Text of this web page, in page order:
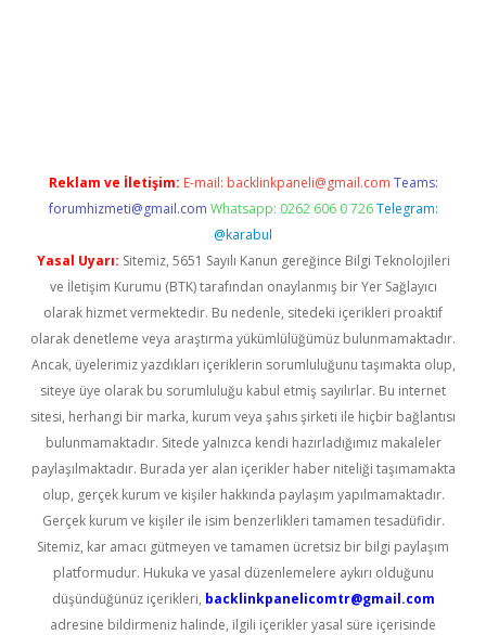
Reklam ve İletişim: E-mail: backlinkpaneli@gmail.com Teams:
forumhizmeti@gmail.com Whatsapp: 0262 606 0 726 Telegram:
@karabul
Yasal Uyarı: Sitemiz, 5651 Sayılı Kanun gereğince Bilgi Teknolojileri
ve İletişim Kurumu (BTK) tarafından onaylanmış bir Yer Sağlayıcı
olarak hizmet vermektedir. Bu nedenle, sitedeki içerikleri proaktif
olarak denetleme veya araştırma yükümlülüğümüz bulunmamaktadır.
Ancak, üyelerimiz yazdıkları içeriklerin sorumluluğunu taşımakta olup,
siteye üye olarak bu sorumluluğu kabul etmiş sayılırlar. Bu internet
sitesi, herhangi bir marka, kurum veya şahıs şirketi ile hiçbir bağlantısı
bulunmamaktadır. Sitede yalnızca kendi hazırladığımız makaleler
paylaşılmaktadır. Burada yer alan içerikler haber niteliği taşımamakta
olup, gerçek kurum ve kişiler hakkında paylaşım yapılmamaktadır.
Gerçek kurum ve kişiler ile isim benzerlikleri tamamen tesadüfidir.
Sitemiz, kar amacı gütmeyen ve tamamen ücretsiz bir bilgi paylaşım
platformudur. Hukuka ve yasal düzenlemelere aykırı olduğunu
düşündüğünüz içerikleri, backlinkpanelicomtr@gmail.com
adresine bildirmeniz halinde, ilgili içerikler yasal süre içerisinde